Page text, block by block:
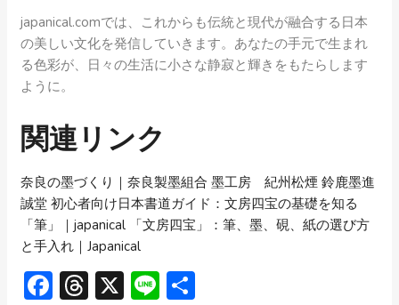
japanical.comでは、これからも伝統と現代が融合する日本
の美しい文化を発信していきます。あなたの手元で生まれ
る色彩が、日々の生活に小さな静寂と輝きをもたらします
ように。
関連リンク
奈良の墨づくり｜奈良製墨組合 墨工房 紀州松煙 鈴鹿墨進
誠堂 初心者向け日本書道ガイド：文房四宝の基礎を知る
「筆」｜japanical
「文房四宝」：筆、墨、硯、紙の選び方
と手入れ ｜Japanical
Facebook
Threads
X Line